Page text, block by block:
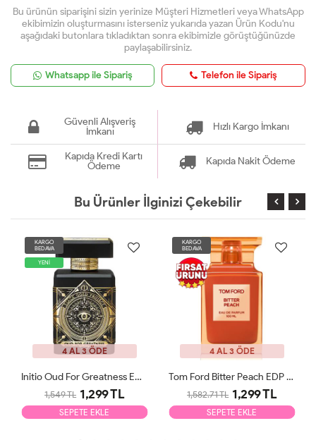
Bu ürünün siparişini sizin yerinize Müşteri Hizmetleri veya WhatsApp
ekibimizin oluşturmasını isterseniz yukarıda yazan Ürün Kodu'nu
aşağıdaki butonlara tıkladıktan sonra ekibimizle görüştüğünüzde
paylaşabilirsiniz.
Whatsapp ile Sipariş Telefon ile Sipariş
Güvenli Alışveriş
İmkanı
Hızlı Kargo İmkanı
Kapıda Kredi Kartı
Ödeme
Kapıda Nakit Ödeme
Bu Ürünler İlginizi Çekebilir
KARGO
BEDAVA
YENİ
4 AL 3 ÖDE
Initio Oud For Greatness EDP 90ml Unisex Parfüm Tester
1,549 TL 1,299 TL
SEPETE EKLE
KARGO
BEDAVA
4 AL 3 ÖDE
Tom Ford Bitter Peach EDP 100ml Unisex Parfüm Tester
1,582.71 TL 1,299 TL
SEPETE EKLE